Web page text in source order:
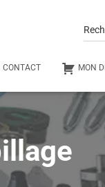
CONTACT MON